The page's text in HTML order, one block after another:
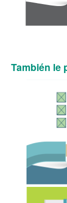
También le